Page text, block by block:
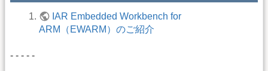
IAR Embedded Workbench for
ARM（EWARM）のご紹介
- - - - -